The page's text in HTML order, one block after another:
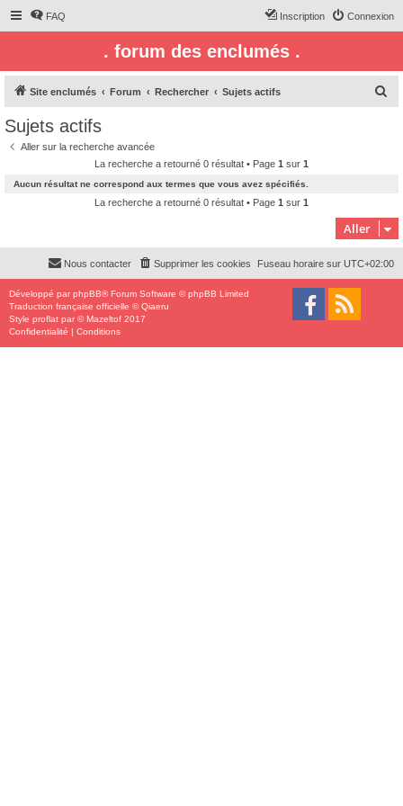
FAQ Connexion
Inscription
. forum des enclumés .
Site enclumés Forum Rechercher Sujets actifs
c
h
e
Sujets actifs
Aller sur la recherche avancée
La recherche a retourné 0 résultat • Page 1 sur 1
Aucun résultat ne correspond aux termes que vous avez spécifiés.
La recherche a retourné 0 résultat • Page 1 sur 1
Aller
Fuseau horaire sur UTC+02:00
Supprimer les cookies
Nous contacter
Développé par phpBB® Forum Software © phpBB Limited
Traduction française officielle ©Qiaeru
Style proflat par ©Mazeltof 2017
Confidentialité | Conditions